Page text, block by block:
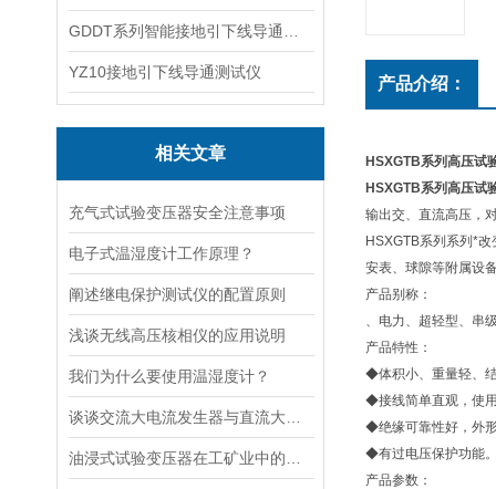
YZ10接地引下线导通测试仪
相关文章
充气式试验变压器安全注意事项
电子式温湿度计工作原理？
阐述继电保护测试仪的配置原则
浅谈无线高压核相仪的应用说明
我们为什么要使用温湿度计？
产品介绍：
HSXGTB系列高压试
HSXGTB系列高压试
输出交、直流高压，
HSXGTB系列系列*
安表、球隙等附属设
产品别称：
、电力、超轻型、串
产品特性：
◆体积小、重量轻、
◆接线简单直观，使
◆绝缘可靠性好，外
◆有过电压保护功能
产品参数：